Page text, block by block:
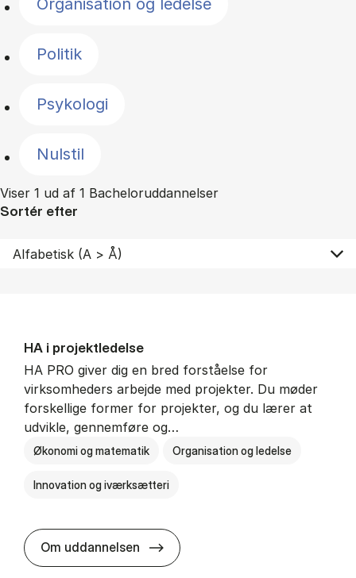
Organisation og ledelse
Politik
Psykologi
Nulstil
Viser 1 ud af 1 Bacheloruddannelser
Sortér efter
HA i pro­jekt­le­del­se
HA PRO giver dig en bred forståelse for
virksomheders arbejde med projekter. Du møder
forskellige former for projekter, og du lærer at
udvikle, gennemføre og…
Økonomi og matematik Organisation og ledelse
Innovation og iværksætteri
Om uddannelsen HA i pro­jekt­le­del­se